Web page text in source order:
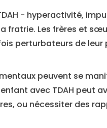
- hyperactivité,
fratrie. Les frères et
perturbateurs de leur
peuvent se
avec TDAH peut
ou nécessiter des